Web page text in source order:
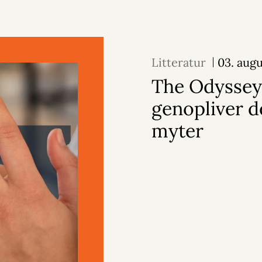
Litteratur 03.
The Odyssey
genopliver
myter